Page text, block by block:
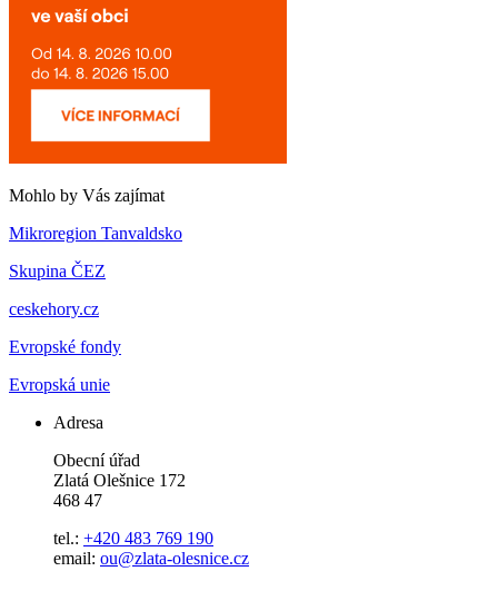
Mohlo by Vás zajímat
Mikroregion Tanvaldsko
Skupina ČEZ
ceskehory.cz
Evropské fondy
Evropská unie
Adresa
Obecní úřad
Zlatá Olešnice 172
468 47
tel.: +420 483 769 190
email: ou@zlata-olesnice.cz